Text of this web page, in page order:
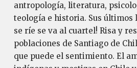
antropología, literatura,
teología e historia. Sus últimos
se ríe se va al cuartel! Risa y
poblaciones de Santiago de
que puede el sentimiento. El